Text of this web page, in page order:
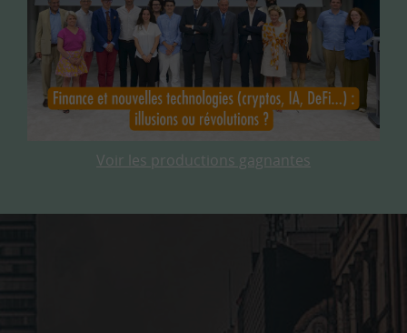
Voir les productions gagnantes